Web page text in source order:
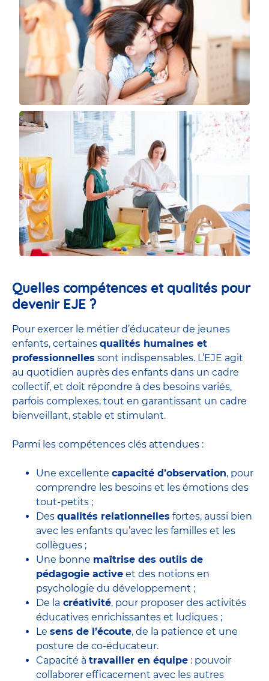
Quelles compétences et qualités pour
devenir EJE ?
Pour exercer le métier d’éducateur de jeunes
enfants, certaines qualités humaines et
professionnelles sont indispensables. L’EJE agit
au quotidien auprès des enfants dans un cadre
collectif, et doit répondre à des besoins variés,
parfois complexes, tout en garantissant un cadre
bienveillant, stable et stimulant.
Parmi les compétences clés attendues :
Une excellente capacité d’observation, pour
comprendre les besoins et les émotions des
tout-petits ;
Des qualités relationnelles fortes, aussi bien
avec les enfants qu’avec les familles et les
collègues ;
Une bonne maîtrise des outils de
pédagogie active et des notions en
psychologie du développement ;
De la créativité, pour proposer des activités
éducatives enrichissantes et ludiques ;
Le sens de l’écoute, de la patience et une
posture de co-éducateur.
Capacité à travailler en équipe : pouvoir
collaborer efficacement avec les autres